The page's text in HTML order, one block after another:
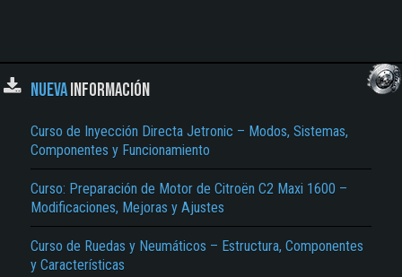
NUEVAINFORMACIÓN
Curso de Inyección Directa Jetronic – Modos, Sistemas,
Componentes y Funcionamiento
Curso: Preparación de Motor de Citroën C2 Maxi 1600 –
Modificaciones, Mejoras y Ajustes
Curso de Ruedas y Neumáticos – Estructura, Componentes
y Características